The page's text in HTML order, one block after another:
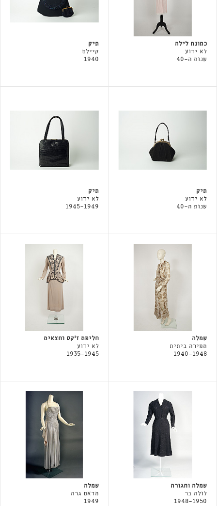
כתונת לילה
לא ידוע
שנות ה-40
תיק
קיילם
1940
תיק
לא ידוע
שנות ה-40
תיק
לא ידוע
1945-1949
שמלה
תפירה ביתית
1940-1948
חליפת ז׳קט וחצאית
לא ידוע
1935-1945
שמלה וחגורה
לולה בר
1948-1950
שמלה
מדאם גרה
1949